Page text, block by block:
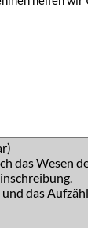
das Wesen
das